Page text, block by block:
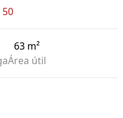
50
63 m²
Área útil